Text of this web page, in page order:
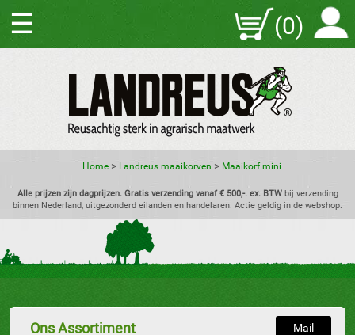
☰ (0)
Home> Landreus maaikorven > Maaikorf mini
Alle prijzen zijn dagprijzen. Gratis verzending vanaf € 500,-. ex. BTWbij verzending
binnen Nederland, uitgezonderd eilanden en handelaren. Actie geldig in de webshop.
Ons Assortiment Mail